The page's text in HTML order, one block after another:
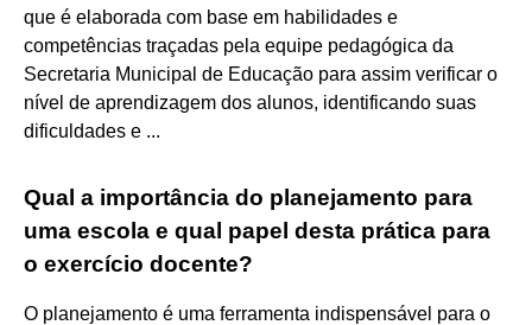
que é elaborada com base em habilidades e
competências traçadas pela equipe pedagógica da
Secretaria Municipal de Educação para assim verificar o
nível de aprendizagem dos alunos, identificando suas
dificuldades e ...
Qual a importância do planejamento para
uma escola e qual papel desta prática para
o exercício docente?
O planejamento é uma ferramenta indispensável para o